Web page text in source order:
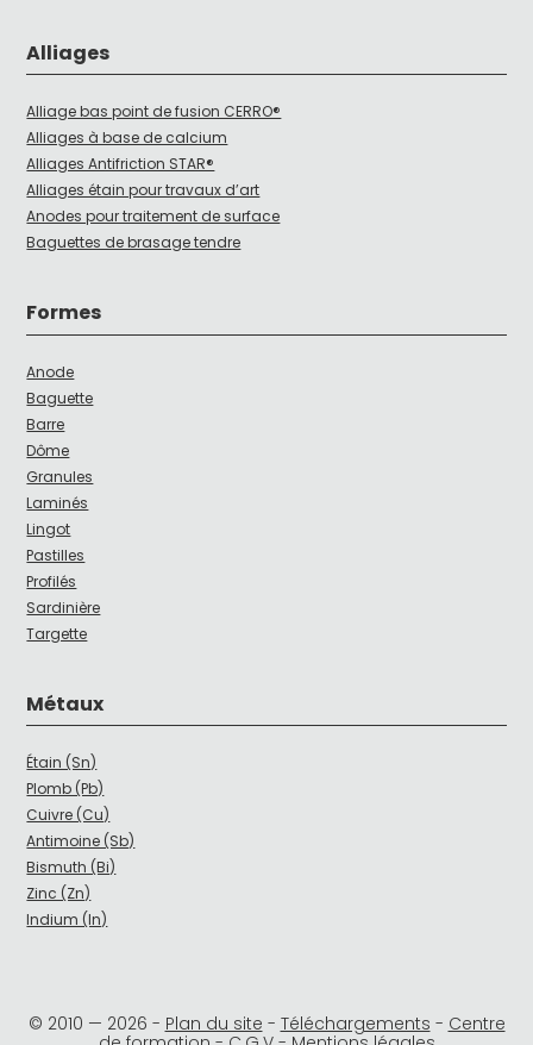
Alliages
Alliage bas point de fusion CERRO®
Alliages à base de calcium
Alliages Antifriction STAR®
Alliages étain pour travaux d’art
Anodes pour traitement de surface
Baguettes de brasage tendre
Formes
Anode
Baguette
Barre
Dôme
Granules
Laminés
Lingot
Pastilles
Profilés
Sardinière
Targette
Métaux
Étain (Sn)
Plomb (Pb)
Cuivre (Cu)
Antimoine (Sb)
Bismuth (Bi)
Zinc (Zn)
Indium (In)
© 2010 — 2026 - Plan du site - Téléchargements - Centre